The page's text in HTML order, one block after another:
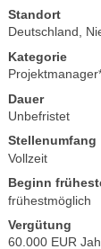
Standort
Deutschland,
Kategorie
Dauer
Unbefristet
Stellenumfang
Vollzeit
Beginn
frühestmöglich
Vergütung
60.000 EUR